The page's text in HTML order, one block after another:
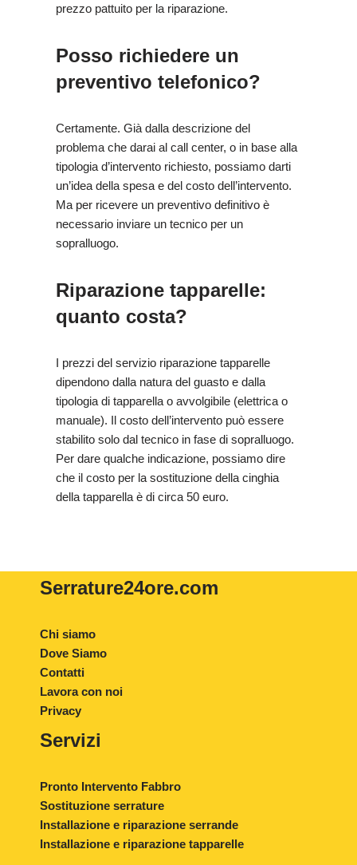
prezzo pattuito per la riparazione.
Posso richiedere un
preventivo telefonico?
Certamente. Già dalla descrizione del
problema che darai al call center, o in base alla
tipologia d’intervento richiesto, possiamo darti
un’idea della spesa e del costo dell’intervento.
Ma per ricevere un preventivo definitivo è
necessario inviare un tecnico per un
sopralluogo.
Riparazione tapparelle:
quanto costa?
I prezzi del servizio riparazione tapparelle
dipendono dalla natura del guasto e dalla
tipologia di tapparella o avvolgibile (elettrica o
manuale). Il costo dell’intervento può essere
stabilito solo dal tecnico in fase di sopralluogo.
Per dare qualche indicazione, possiamo dire
che il costo per la sostituzione della cinghia
della tapparella è di circa 50 euro.
Serrature24ore.com
Chi siamo
Dove Siamo
Contatti
Lavora con noi
Privacy
Servizi
Pronto Intervento Fabbro
Sostituzione serrature
Installazione e riparazione serrande
Installazione e riparazione tapparelle